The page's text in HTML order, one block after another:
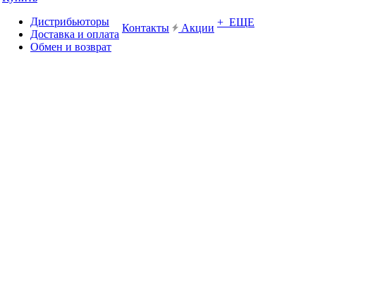
Дистрибьюторы
Доставка и оплата
Обмен и возврат
Контакты Акции + ЕЩЕ